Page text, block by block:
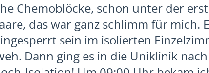
Chemoblöcke, schon unter der
das war ganz schlimm für mich.
sein im isolierten
Dann ging es in die Uniklinik